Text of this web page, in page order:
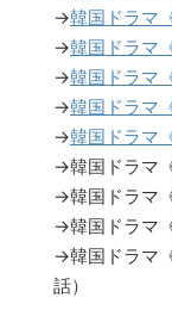
→韓国ドラマ
→韓国ドラマ
→韓国ドラマ
→韓国ドラマ
→韓国ドラマ
→韓国ドラマ
→韓国ドラマ
→韓国ドラマ
→韓国ドラマ
話）